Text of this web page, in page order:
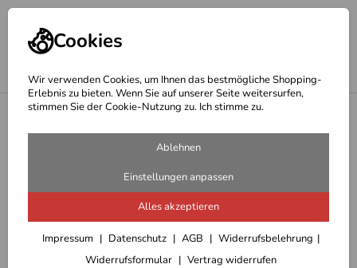
Cookies
Wir verwenden Cookies, um Ihnen das bestmögliche Shopping-
Erlebnis zu bieten. Wenn Sie auf unserer Seite weitersurfen,
stimmen Sie der Cookie-Nutzung zu. Ich stimme zu.
Ablehnen
Einstellungen anpassen
Alles akzeptieren
Impressum Datenschutz AGB
Widerrufsbelehrung
Widerrufsformular
Vertrag widerrufen
modische Bekleidung Damen